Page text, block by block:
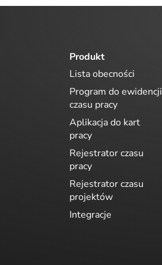
Produkt
Lista obecności
Program do ewidencji
czasu pracy
Aplikacja do kart
pracy
Rejestrator czasu
pracy
Rejestrator czasu
projektów
Integracje